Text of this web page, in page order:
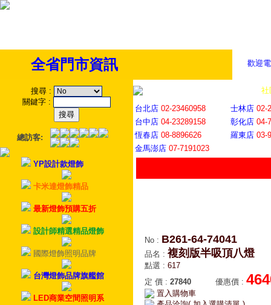
歡迎
全省門市資訊
搜尋 :
關鍵字 :
總訪客:
YP設計款燈飾
卡米達燈飾精品
最新燈飾預購五折
設計師精選精品燈飾
國際燈飾照明品牌
台灣燈飾品牌旗艦館
LED商業空間照明系
社
台北店 02-23460958 士林店 02-
台中店 04-23289158 彰化店 04-
恆春店 08-8896626 羅東店 03-
金馬澎店 07-7191023
No : B261-64-74041
品名 : 複刻版半吸頂八燈
點選 : 617
定 價 : 27840 優惠價 :
置入購物車